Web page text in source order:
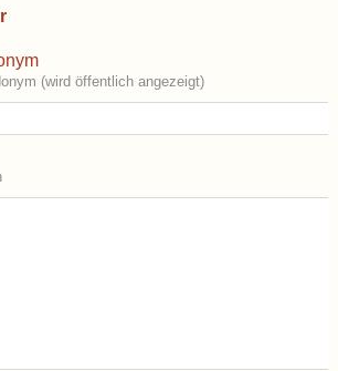
(wird öffentlich angezeigt)